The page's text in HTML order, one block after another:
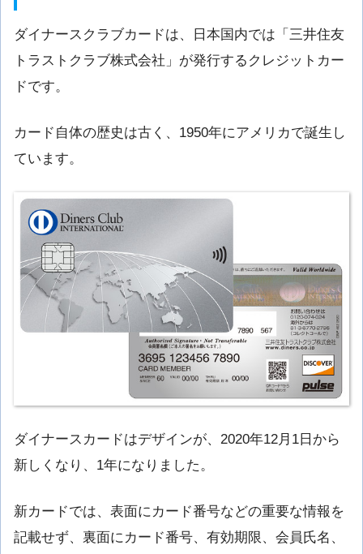
ダイナースクラブカードは、日本国内では「三井住友
トラストクラブ株式会社」が発行するクレジットカー
ドです。
カード自体の歴史は古く、1950年にアメリカで誕生し
ています。
ダイナースカードはデザインが、2020年12月1日から
新しくなり、1年になりました。
新カードでは、表面にカード番号などの重要な情報を
記載せず、裏面にカード番号、有効期限、会員氏名、